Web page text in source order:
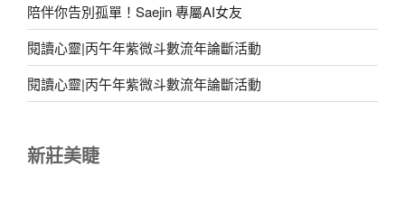
陪伴你告別孤單！Saejin 專屬AI女友
閱讀心靈|丙午年紫微斗數流年論斷活動
閱讀心靈|丙午年紫微斗數流年論斷活動
新莊美睫